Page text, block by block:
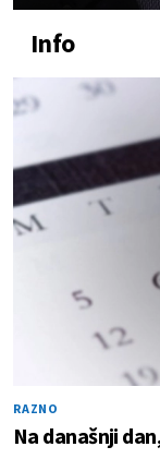
Info
RAZNO
Na današnji